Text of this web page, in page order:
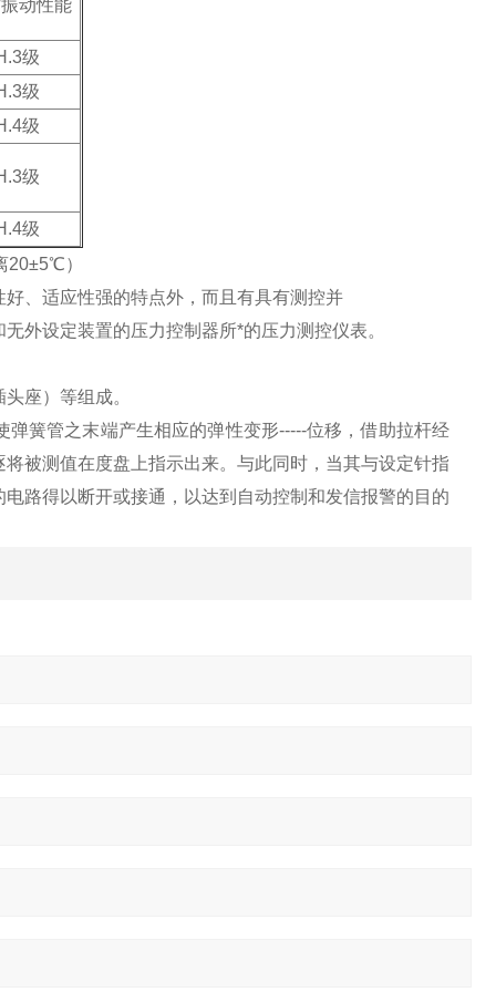
动性能
级
级
级
级
级
20±5℃）
、适应性强的特点外，而且有具有测控并
外设定装置的压力控制器所*的压力测控仪表。
座）等组成。
簧管之末端产生相应的弹性变形-----位移，借助拉杆经
被测值在度盘上指示出来。与此同时，当其与设定针指
路得以断开或接通，以达到自动控制和发信报警的目的